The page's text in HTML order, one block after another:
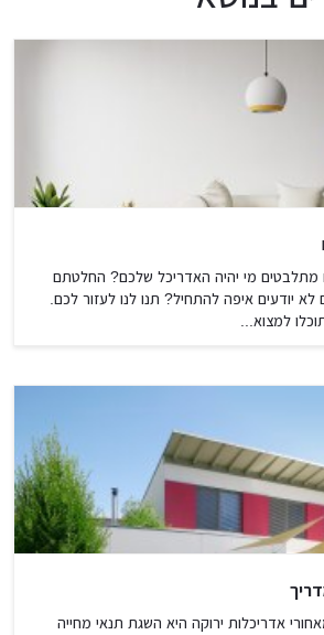
מי יהיה האדריכל שלכם? החלטתם
יודעים איפה להתחיל? תנו לנו לעזור לכם.
אדריכלות ירוקה היא השגת תנאי מחייה